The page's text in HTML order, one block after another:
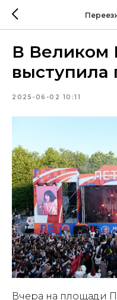
В Великом
выступила
2025-06-02 10:11
Вчера на площади